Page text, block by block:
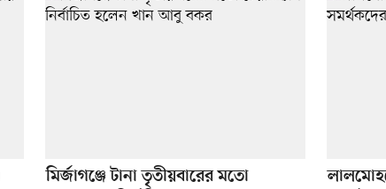
মির্জাগঞ্জে টানা তৃতীয়বারের মতো